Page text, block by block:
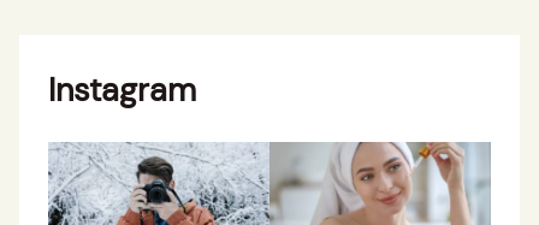
Instagram